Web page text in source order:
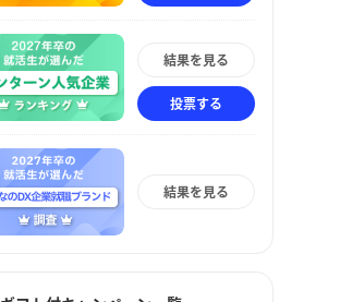
結果を見る
投票する
結果を見る